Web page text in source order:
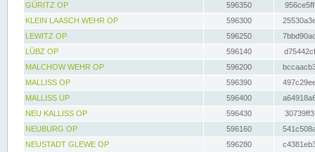
GÜRITZ OP
596350
KLEIN LAASCH WEHR OP
596300
LEWITZ OP
596250
LÜBZ OP
596140
MALCHOW WEHR OP
596200
MALLISS OP
596390
MALLISS UP
596400
NEU KALLISS OP
596430
NEUBURG OP
596160
NEUSTADT GLEWE OP
596280